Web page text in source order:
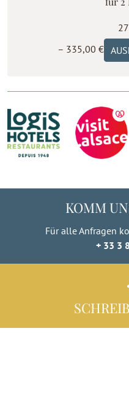
– 335,00 €
KOMM
Für alle Anfragen
+ 33 3